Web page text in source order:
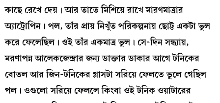
কাছে রেখে দেয়। আর তাতে মিশিয়ে রাখে মারণমাত্রার
অ্যাট্রোপিন। পল, তাঁর প্রায় নিখুঁত পরিকল্পনায় ছোট্ট একটা ভুল
করে ফেলেছিল। ওই তাঁর একমাত্র ভুল। সে-দিন সন্ধ্যায়,
মরণাপন্ন আলেকজেন্দ্রার জন্য ডাক্তার ডাকার আগে টনিকের
বোতল আর জিন-টনিকের গ্লাসটা সরিয়ে ফেলতে ভুলে গেছিল
পল। ওগুলো সরিয়ে ফেললে কিংবা ওই টনিক ওয়াটারের